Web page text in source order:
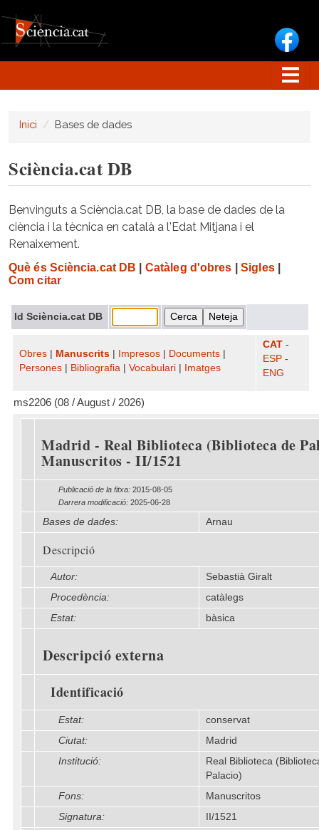
Inici Bases de dades
Sciència.cat DB
Benvinguts a Sciència.cat DB, la base de dades de la
ciència i la tècnica en català a l'Edat Mitjana i el
Renaixement.
Què és Sciència.cat DB Catàleg d'obres Sigles|
Com citar
Id Sciència.cat DB
Obres Manuscrits Impresos Documents
Persones
Bibliografia Vocabulari Imatges
CAT -
ESP -
ENG
ms2206 (08 / August / 2026)
Madrid - Real Biblioteca (Biblioteca de
Manuscritos - II/1521
Publicació de la fitxa: 2015-08-05
Darrera modificació: 2025-06-28
Bases de dades: Arnau
Descripció
Autor:
Sebastià Giralt
Procedència:
catàlegs
Estat:
bàsica
Descripció externa
Identificació
Estat:
conservat
Ciutat:
Madrid
Institució:
Real Biblioteca
Palacio)
Fons:
Manuscritos
Signatura:
II/1521